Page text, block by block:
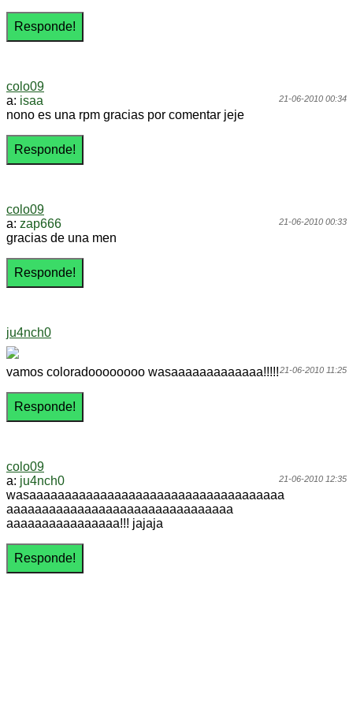
colo09
21-06-2010 00:34
a: isaa
nono es una rpm gracias por comentar jeje
colo09
21-06-2010 00:33
a: zap666
gracias de una men
ju4nch0
21-06-2010 11:25
vamos coloradoooooooo wasaaaaaaaaaaaaa!!!!!
colo09
21-06-2010 12:35
a: ju4nch0
wasaaaaaaaaaaaaaaaaaaaaaaaaaaaaaaaaaaaa
aaaaaaaaaaaaaaaaaaaaaaaaaaaaaaaa
aaaaaaaaaaaaaaaa!!! jajaja